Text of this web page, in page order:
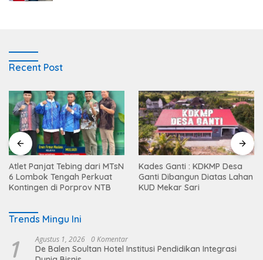
Recent Post
Atlet Panjat Tebing dari MTsN
6 Lombok Tengah Perkuat
Kontingen di Porprov NTB
Kades Ganti : KDKMP Desa
Ganti Dibangun Diatas Lahan
KUD Mekar Sari
Trends Mingu Ini
1 Agustus 1, 2026 0 Komentar
De Balen Soultan Hotel Institusi Pendidikan Integrasi